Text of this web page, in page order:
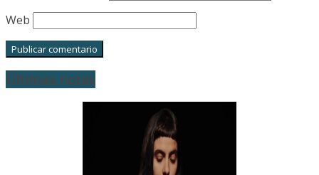
Web
Últimas notas